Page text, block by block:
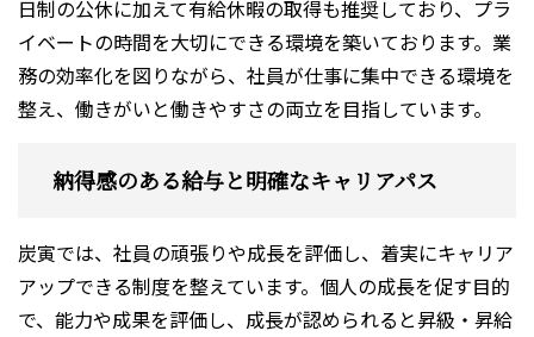
日制の公休に加えて有給休暇の取得も推奨しており、プラ
イベートの時間を大切にできる環境を築いております。業
務の効率化を図りながら、社員が仕事に集中できる環境を
整え、働きがいと働きやすさの両立を目指しています。
納得感のある給与と明確なキャリアパス
炭寅では、社員の頑張りや成長を評価し、着実にキャリア
アップできる制度を整えています。個人の成長を促す目的
で、能力や成果を評価し、成長が認められると昇級・昇給